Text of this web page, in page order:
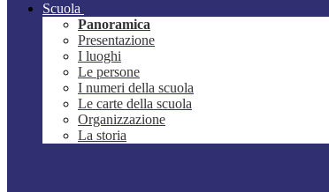
Scuola
Panoramica
Presentazione
I luoghi
Le persone
I numeri della scuola
Le carte della scuola
Organizzazione
La storia